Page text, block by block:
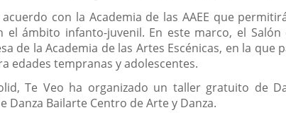
con la Academia de las AAEE que
ámbito infanto-juvenil. En este marco, el
de la Academia de las Artes Escénicas, en la
edades tempranas y adolescentes.
Te Veo ha organizado un taller gratuito de
Danza Bailarte Centro de Arte y Danza.